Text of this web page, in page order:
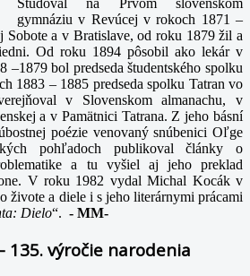
Študoval na Prvom slovenskom
gymnáziu v Revúcej v rokoch 1871 –
Sobote a v Bratislave, od roku 1879 žil a
Od roku 1894 pôsobil ako lekár v
bol predseda študentského spolku
1883 – 1885 predseda spolku Tatran vo
v Slovenskom almanachu, v
a v Pamätnici Tatrana. Z jeho básní
poézie venovaný snúbenici Oľge
pohľadoch publikoval články o
a tu vyšiel aj jeho preklad
V roku 1982 vydal Michal Kocák v
živote a diele i s jeho literárnymi prácami
Dielo“. - MM-
135. výročie narodenia